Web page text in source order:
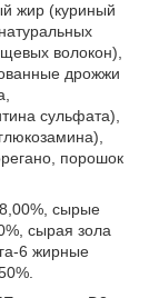
жир (куриный
волокон),
дрожжи
сульфата),
порошок
сырые
сырая зола
6 жирные